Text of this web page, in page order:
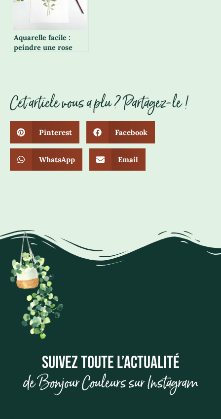
Aquarelle facile :
peindre une rose
Cet article vous a plu ? Partagez-le !
Pinterest Facebook
WhatsApp Email
SUIVEZ TOUTE L’ACTUALITÉ
de Bonjour Couleurs sur Instagram